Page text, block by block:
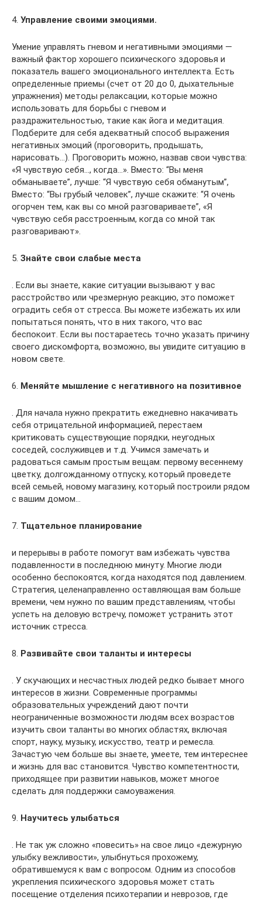
4. Управление своими эмоциями.
Умение управлять гневом и негативными эмоциями —
важный фактор хорошего психического здоровья и
показатель вашего эмоционального интеллекта. Есть
определенные приемы (счет от 20 до 0, дыхательные
упражнения) методы релаксации, которые можно
использовать для борьбы с гневом и
раздражительностью, такие как йога и медитация.
Подберите для себя адекватный способ выражения
негативных эмоций (проговорить, продышать,
нарисовать…). Проговорить можно, назвав свои чувства:
«Я чувствую себя…, когда…». Вместо: “Вы меня
обманываете”, лучше: “Я чувствую себя обманутым”,
Вместо: “Вы грубый человек”, лучше скажите: “Я очень
огорчен тем, как вы со мной разговариваете”, «Я
чувствую себя расстроенным, когда со мной так
разговаривают».
5. Знайте свои слабые места
. Если вы знаете, какие ситуации вызывают у вас
расстройство или чрезмерную реакцию, это поможет
оградить себя от стресса. Вы можете избежать их или
попытаться понять, что в них такого, что вас
беспокоит. Если вы постараетесь точно указать причину
своего дискомфорта, возможно, вы увидите ситуацию в
новом свете.
6. Меняйте мышление с негативного на позитивное
. Для начала нужно прекратить ежедневно накачивать
себя отрицательной информацией, перестаем
критиковать существующие порядки, неугодных
соседей, сослуживцев и т.д. Учимся замечать и
радоваться самым простым вещам: первому весеннему
цветку, долгожданному отпуску, который проведете
всей семьей, новому магазину, который построили рядом
с вашим домом…
7. Тщательное планирование
и перерывы в работе помогут вам избежать чувства
подавленности в последнюю минуту. Многие люди
особенно беспокоятся, когда находятся под давлением.
Стратегия, целенаправленно оставляющая вам больше
времени, чем нужно по вашим представлениям, чтобы
успеть на деловую встречу, поможет устранить этот
источник стресса.
8. Развивайте свои таланты и интересы
. У скучающих и несчастных людей редко бывает много
интересов в жизни. Современные программы
образовательных учреждений дают почти
неограниченные возможности людям всех возрастов
изучить свои таланты во многих областях, включая
спорт, науку, музыку, искусство, театр и ремесла.
Зачастую чем больше вы знаете, умеете, тем интереснее
и жизнь для вас становится. Чувство компетентности,
приходящее при развитии навыков, может многое
сделать для поддержки самоуважения.
9. Научитесь улыбаться
. Не так уж сложно «повесить» на свое лицо «дежурную
улыбку вежливости», улыбнуться прохожему,
обратившемуся к вам с вопросом. Одним из способов
укрепления психического здоровья может стать
посещение отделения психотерапии и неврозов, где